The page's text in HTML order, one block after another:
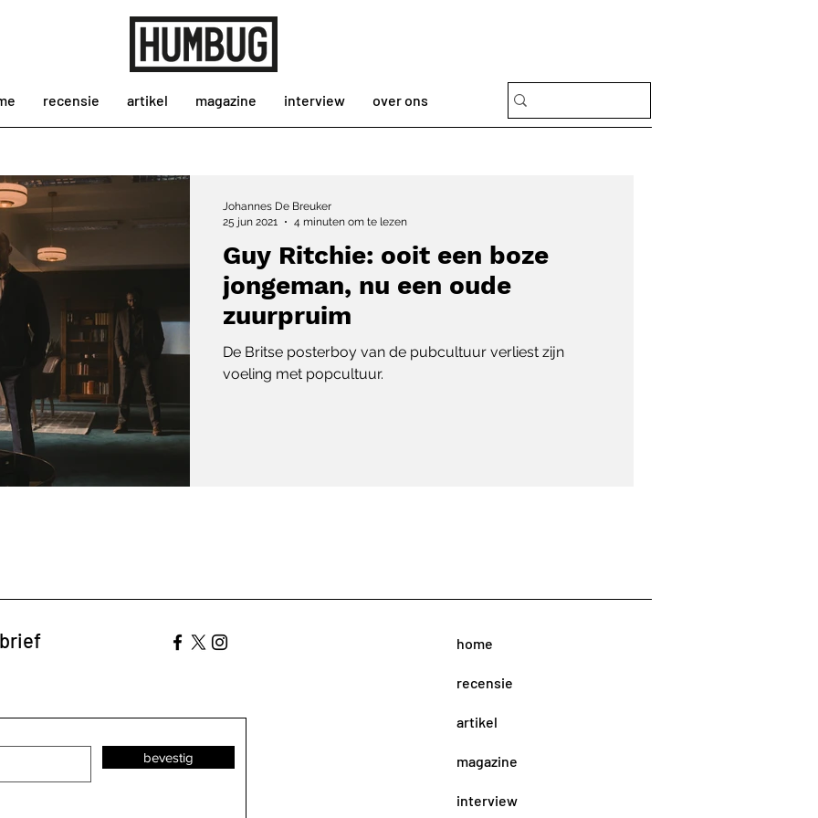
recensie artikel magazine interview over ons
Guy Ritchie: ooit een boze
jongeman, nu een oude
zuurpruim
De Britse posterboy van de pubcultuur verliest zijn
voeling met popcultuur.
Johannes De Breuker
25 jun 2021
4 minuten om te lezen
bevestig
home
recensie
artikel
magazine
interview